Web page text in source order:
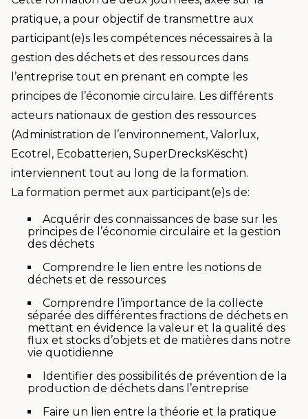
pratique, a pour objectif de transmettre aux
participant(e)s les compétences nécessaires à la
gestion des déchets et des ressources dans
l’entreprise tout en prenant en compte les
principes de l’économie circulaire. Les différents
acteurs nationaux de gestion des ressources
(Administration de l’environnement, Valorlux,
Ecotrel, Ecobatterien, SuperDrecksKëscht)
interviennent tout au long de la formation.
La formation permet aux participant(e)s de:
Acquérir des connaissances de base sur les
principes de l’économie circulaire et la gestion
des déchets
Comprendre le lien entre les notions de
déchets et de ressources
Comprendre l’importance de la collecte
séparée des différentes fractions de déchets en
mettant en évidence la valeur et la qualité des
flux et stocks d’objets et de matières dans notre
vie quotidienne
Identifier des possibilités de prévention de la
production de déchets dans l’entreprise
Faire un lien entre la théorie et la pratique